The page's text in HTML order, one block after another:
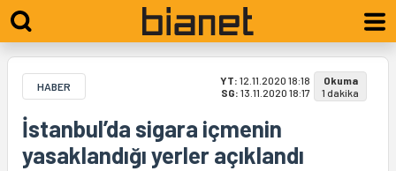
HABER YT: 12.11.2020 18:18
SG: 13.11.2020 18:17
Okuma
1 dakika
İstanbul’da sigara içmenin
yasaklandığı yerler açıklandı